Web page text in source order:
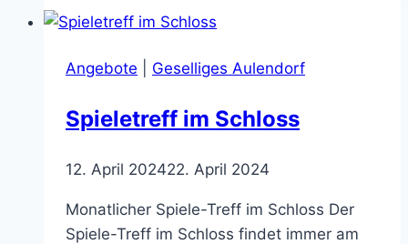
geht
STADTRADELN
Team
den
Angebote Geselliges Aulendorf
Spieletreff im Schloss
12. April 202422. April 2024
Monatlicher Spiele-Treff im Schloss Der
Spiele-Treff im Schloss findet immer am